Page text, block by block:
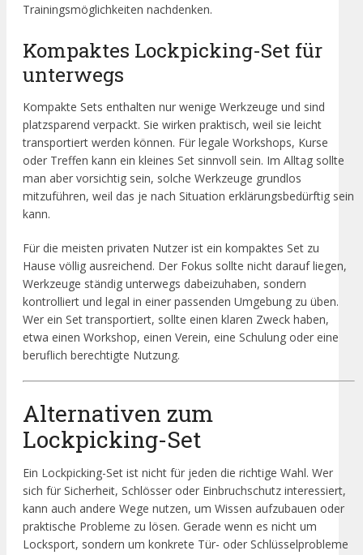
Trainingsmöglichkeiten nachdenken.
Kompaktes Lockpicking-Set für
unterwegs
Kompakte Sets enthalten nur wenige Werkzeuge und sind
platzsparend verpackt. Sie wirken praktisch, weil sie leicht
transportiert werden können. Für legale Workshops, Kurse
oder Treffen kann ein kleines Set sinnvoll sein. Im Alltag sollte
man aber vorsichtig sein, solche Werkzeuge grundlos
mitzuführen, weil das je nach Situation erklärungsbedürftig sein
kann.
Für die meisten privaten Nutzer ist ein kompaktes Set zu
Hause völlig ausreichend. Der Fokus sollte nicht darauf liegen,
Werkzeuge ständig unterwegs dabeizuhaben, sondern
kontrolliert und legal in einer passenden Umgebung zu üben.
Wer ein Set transportiert, sollte einen klaren Zweck haben,
etwa einen Workshop, einen Verein, eine Schulung oder eine
beruflich berechtigte Nutzung.
Alternativen zum
Lockpicking-Set
Ein Lockpicking-Set ist nicht für jeden die richtige Wahl. Wer
sich für Sicherheit, Schlösser oder Einbruchschutz interessiert,
kann auch andere Wege nutzen, um Wissen aufzubauen oder
praktische Probleme zu lösen. Gerade wenn es nicht um
Locksport, sondern um konkrete Tür- oder Schlüsselprobleme